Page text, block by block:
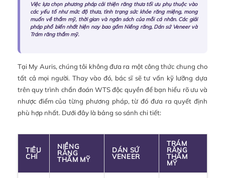
Việc lựa chọn phương pháp cải thiện răng thưa tối ưu phụ thuộc vào
các yếu tố như mức độ thưa, tình trạng sức khỏe răng miệng, mong
muốn về thẩm mỹ, thời gian và ngân sách của mỗi cá nhân. Các giải
pháp phổ biến nhất hiện nay bao gồm Niềng răng, Dán sứ Veneer và
Trám răng thẩm mỹ.
Tại My Auris, chúng tôi không đưa ra một công thức chung cho
tất cả mọi người. Thay vào đó, bác sĩ sẽ tư vấn kỹ lưỡng dựa
trên quy trình chẩn đoán WTS độc quyền để bạn hiểu rõ ưu và
nhược điểm của từng phương pháp, từ đó đưa ra quyết định
phù hợp nhất. Dưới đây là bảng so sánh chi tiết:
TIÊU
CHÍ
NIỀNG
RĂNG
THẨM MỸ
DÁN SỨ
VENEER
TRÁM
RĂNG
THẨM
MỸ